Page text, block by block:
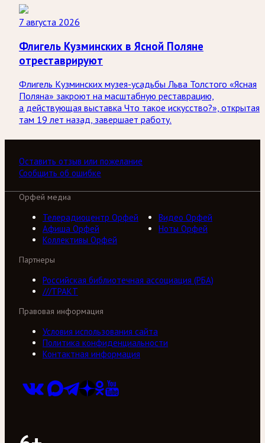
7 августа 2026
Флигель Кузминских в Ясной Поляне
отреставрируют
Флигель Кузминских музея-усадьбы Льва Толстого «Ясная
Поляна» закроют на масштабную реставрацию,
а действующая выставка Что такое искусство?», открытая
там 19 лет назад, завершает работу.
Оставить отзыв или пожелание
Сообщить об ошибке
Орфей медиа
Телерадиоцентр Орфей
Видео Орфей
Афиша Орфей
Ноты Орфей
Коллективы Орфей
Партнеры
Российская библиотечная ассоциация (РБА)
///ТРАКТ
Правовая информация
Условия использования сайта
Политика конфиденциальности
Контактная информация